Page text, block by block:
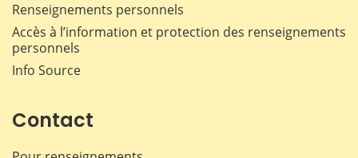
Renseignements personnels
Accès à l’information et protection des renseignements
personnels
Info Source
Contact